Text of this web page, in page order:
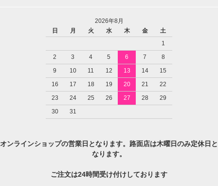
2026年8月
日
月 火 水 木 金
土
1
2
3 4 5 6 7
8
9
10 11 12 13 14
15
16
17 18 19 20 21
22
23
24 25 26 27 28
29
30
31
オンラインショップの営業日となります。路面店は木曜日のみ定休日と
なります。
ご注文は24時間受け付けしております